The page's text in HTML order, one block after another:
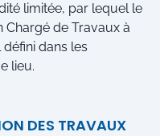
limitée, par lequel le
Chargé de Travaux à
dans les
lieu.
DES TRAVAUX